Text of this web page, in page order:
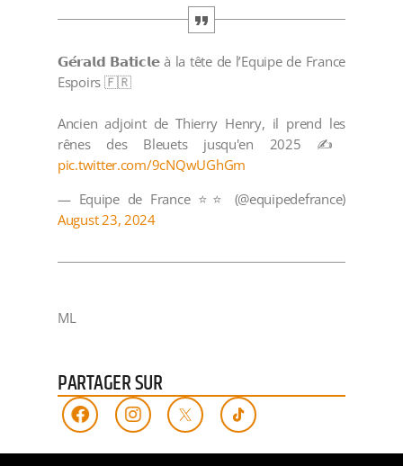
𝗚𝗲́𝗿𝗮𝗹𝗱 𝗕𝗮𝘁𝗶𝗰𝗹𝗲 à la tête de l’Equipe de France
Espoirs 🇫🇷
Ancien adjoint de Thierry Henry, il prend les
rênes des Bleuets jusqu'en 2025 ✍️
pic.twitter.com/9cNQwUGhGm
— Equipe de France ⭐⭐ (@equipedefrance)
August 23, 2024
ML
PARTAGER SUR